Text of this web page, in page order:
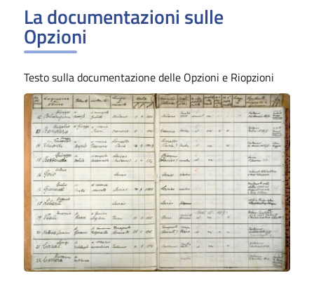
La documentazioni sulle
Opzioni
Testo sulla documentazione delle Opzioni e Riopzioni